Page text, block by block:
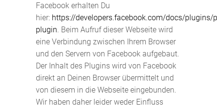
Facebook erhalten Du
hier: https://developers.facebook.com/docs/plugins/
plugin . Beim Aufruf dieser Webseite wird
eine Verbindung zwischen Ihrem Browser
und den Servern von Facebook aufgebaut.
Der Inhalt des Plugins wird von Facebook
direkt an Deinen Browser übermittelt und
von diesem in die Webseite eingebunden.
Wir haben daher leider weder Einfluss